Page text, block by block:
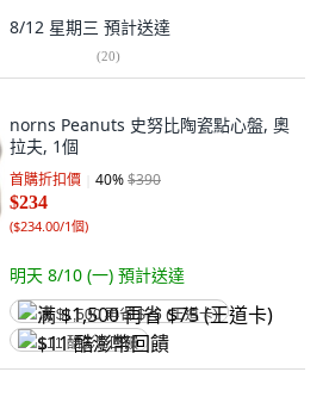
8/12 星期三 預計送達
(20)
norns Peanuts 史努比陶瓷點心盤, 奧
拉夫, 1個
首購折扣價 40%$390
$234
($234.00/1個)
明天 8/10 (一) 預計送達
满 $1,500 再省 $75 (王道卡)
$11 酷澎幣回饋